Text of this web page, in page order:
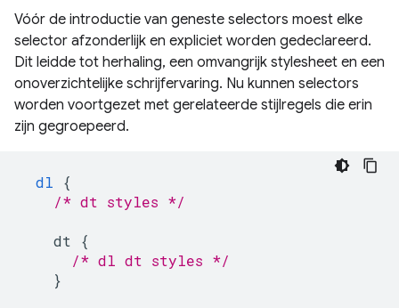
Vóór de introductie van geneste selectors moest elke
selector afzonderlijk en expliciet worden gedeclareerd.
Dit leidde tot herhaling, een omvangrijk stylesheet en een
onoverzichtelijke schrijfervaring. Nu kunnen selectors
worden voortgezet met gerelateerde stijlregels die erin
zijn gegroepeerd.
dl
{
/* dt styles */
dt
{
/* dl dt styles */
}